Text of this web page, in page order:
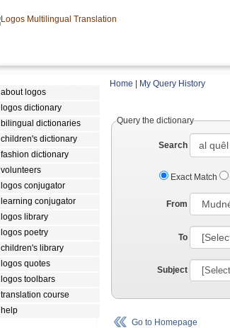
about logos
logos dictionary
bilingual dictionaries
children's dictionary
fashion dictionary
volunteers
logos conjugator
learning conjugator
logos library
logos poetry
children's library
logos quotes
logos toolbars
translation course
help
Home My Query History
Query the dictionary
Search
Exact Match
From
To
Subject
Go to Homepage